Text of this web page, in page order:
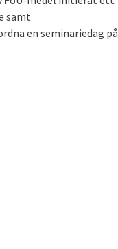
samt
en seminariedag på